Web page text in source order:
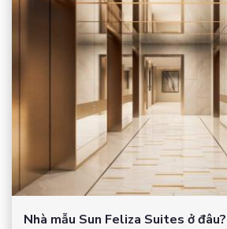
Nhà mẫu Sun Feliza Suites ở